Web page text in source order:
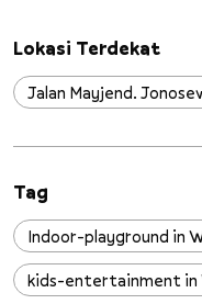
Lokasi Terdekat
Jalan Mayjend.
Tag
Indoor-playground in
kids-entertainment in